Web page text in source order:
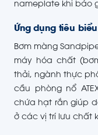
nameplate khi báo
Ứng dụng tiêu biểu
Bơm màng
máy hóa chất
thải, ngành thực
cầu phòng nổ
chứa hạt rắn giúp
ở các vị trí lưu chất